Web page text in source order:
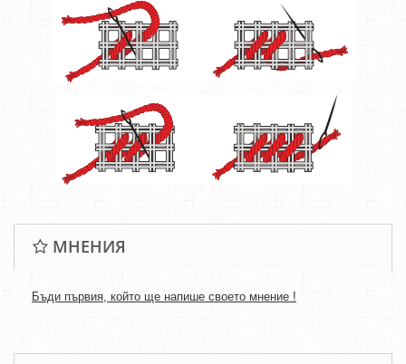
МНЕНИЯ
Бъди първия, който ще напише своето мнение !